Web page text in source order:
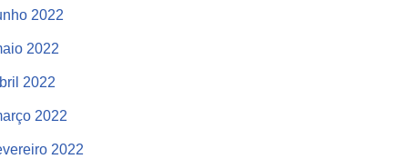
2022
2022
2022
2022
2022